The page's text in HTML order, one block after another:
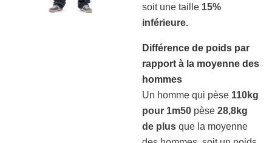
soit une taille 15%
inférieure.
Différence de poids par
rapport à la moyenne des
hommes
Un homme qui pèse 110kg
pour 1m50 pèse 28,8kg
de plus que la moyenne